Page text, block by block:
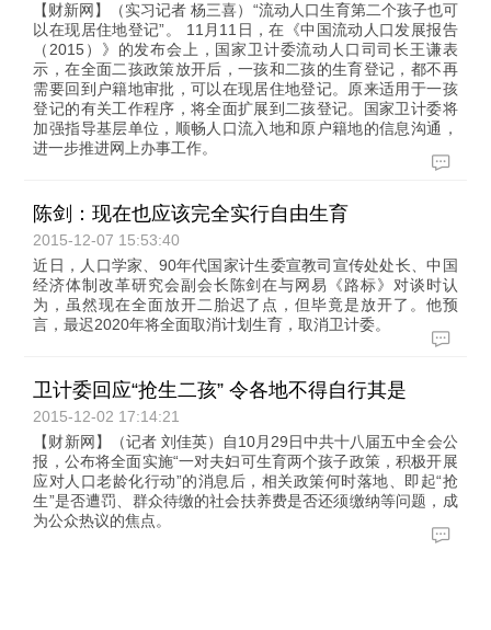
【财新网】（实习记者 杨三喜）“流动人口生育第二个孩子也可
以在现居住地登记”。 11月11日，在《中国流动人口发展报告
（2015）》的发布会上，国家卫计委流动人口司司长王谦表
示，在全面二孩政策放开后，一孩和二孩的生育登记，都不再
需要回到户籍地审批，可以在现居住地登记。原来适用于一孩
登记的有关工作程序，将全面扩展到二孩登记。国家卫计委将
加强指导基层单位，顺畅人口流入地和原户籍地的信息沟通，
进一步推进网上办事工作。
陈剑：现在也应该完全实行自由生育
2015-12-07 15:53:40
近日，人口学家、90年代国家计生委宣教司宣传处处长、中国
经济体制改革研究会副会长陈剑在与网易《路标》对谈时认
为，虽然现在全面放开二胎迟了点，但毕竟是放开了。他预
言，最迟2020年将全面取消计划生育，取消卫计委。
卫计委回应“抢生二孩” 令各地不得自行其是
2015-12-02 17:14:21
【财新网】（记者 刘佳英）自10月29日中共十八届五中全会公
报，公布将全面实施“一对夫妇可生育两个孩子政策，积极开展
应对人口老龄化行动”的消息后，相关政策何时落地、即起“抢
生”是否遭罚、群众待缴的社会扶养费是否还须缴纳等问题，成
为公众热议的焦点。